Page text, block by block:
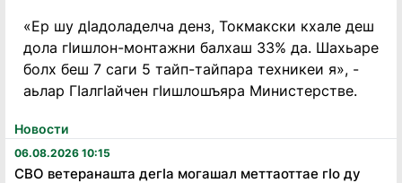
Новости
06.08.2026 10:15
СВО ветеранашта дегӏа могашал меттаоттае гӏо ду
«Ер шу дӀадоладелча денз, Токмакски кхале деш
дола гӀишлон-монтажни балхаш 33% да. Шахьаре
болх беш 7 саги 5 тайп-тайпара техникеи я», -
аьлар ГӀалгӀайчен гӀишлошъяра Министерстве.